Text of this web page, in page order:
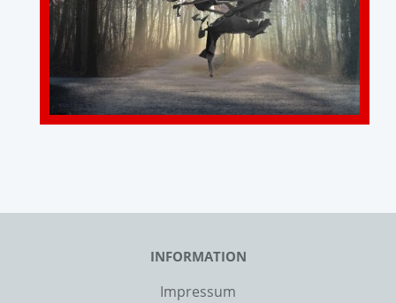
INFORMATION
Impressum